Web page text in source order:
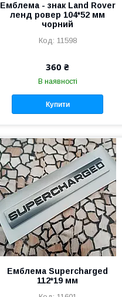
Емблема - знак Land Rover
ленд ровер 104*52 мм
чорний
11598
360 ₴
В наявності
Купити
Емблема Supercharged
112*19 мм